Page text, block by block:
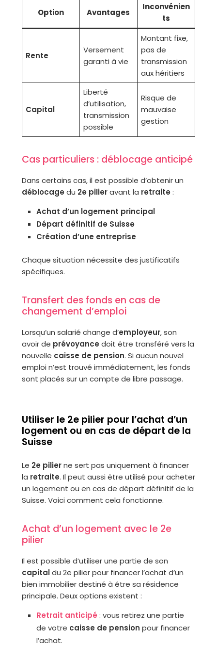
Option Avantages
Inconvénien
ts
Rente
Versement
garanti à vie
Montant fixe,
pas de
transmission
aux héritiers
Capital
Liberté
d’utilisation,
transmission
possible
Risque de
mauvaise
gestion
Cas particuliers : déblocage anticipé
Dans certains cas, il est possible d’obtenir un
déblocage du 2e pilieravant la retraite :
Achat d’un logement principal
Départ définitif de Suisse
Création d’une entreprise
Chaque situation nécessite des justificatifs
spécifiques.
Transfert des fonds en cas de
changement d’emploi
Lorsqu’un salarié change d’employeur, son
avoir de prévoyance doit être transféré vers la
nouvelle caisse de pension. Si aucun nouvel
emploi n’est trouvé immédiatement, les fonds
sont placés sur un compte de libre passage.
Utiliser le 2e pilier pour l’achat d’un
logement ou en cas de départ de la
Suisse
Le 2e pilierne sert pas uniquement à financer
la retraite. Il peut aussi être utilisé pour acheter
un logement ou en cas de départ définitif de la
Suisse. Voici comment cela fonctionne.
Achat d’un logement avec le 2e
pilier
Il est possible d’utiliser une partie de son
capitaldu 2e pilier pour financer l’achat d’un
bien immobilier destiné à être sa résidence
principale. Deux options existent :
Retrait anticipé : vous retirez une partie
de votre caisse de pension pour financer
l’achat.